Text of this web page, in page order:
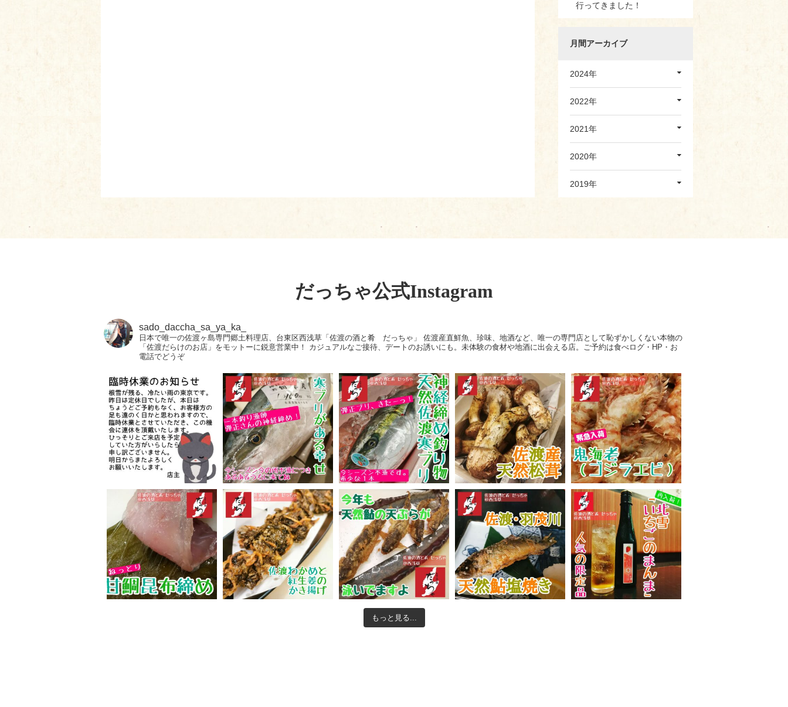
行ってきました！
月間アーカイブ
2024年
2022年
2021年
2020年
2019年
だっちゃ公式Instagram
sado_daccha_sa_ya_ka_
日本で唯一の佐渡ヶ島専門郷土料理店、台東区西浅草「佐渡の酒と肴 だっちゃ」
佐渡産直鮮魚、珍味、地酒など、唯一の専門店として恥ずかしくない本物の
「佐渡だらけのお店」をモットーに鋭意営業中！
カジュアルなご接待、デートのお誘いにも。未体験の食材や地酒に出会える店。ご予約は食べログ・HP・お
電話でどうぞ
もっと見る...